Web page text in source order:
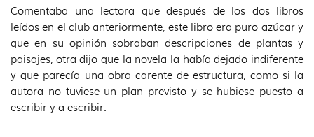
Comentaba una lectora que después de los dos libros
leídos en el club anteriormente, este libro era puro azúcar y
que en su opinión sobraban descripciones de plantas y
paisajes, otra dijo que la novela la había dejado indiferente
y que parecía una obra carente de estructura, como si la
autora no tuviese un plan previsto y se hubiese puesto a
escribir y a escribir.